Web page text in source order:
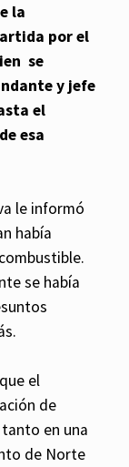
la
por el
se
y jefe
el
esa
le informó
había
se había
el
de
en una
de Norte